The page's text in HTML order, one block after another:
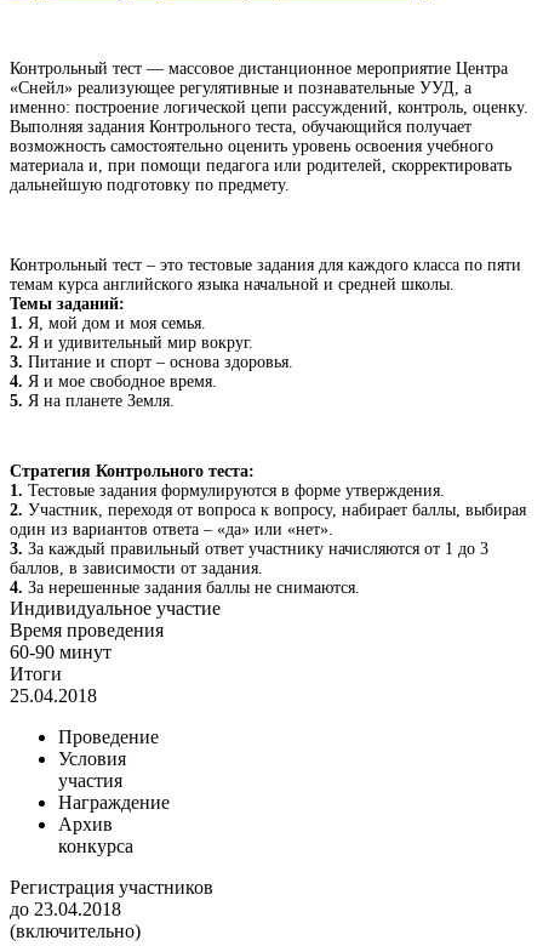
Контрольный тест — массовое дистанционное мероприятие Центра
«Снейл» реализующее регулятивные и познавательные УУД, а
именно: построение логической цепи рассуждений, контроль, оценку.
Выполняя задания Контрольного теста, обучающийся получает
возможность самостоятельно оценить уровень освоения учебного
материала и, при помощи педагога или родителей, скорректировать
дальнейшую подготовку по предмету.
Контрольный тест – это тестовые задания для каждого класса по пяти
темам курса английского языка начальной и средней школы.
Темы заданий:
1. Я, мой дом и моя семья.
2. Я и удивительный мир вокруг.
3. Питание и спорт – основа здоровья.
4. Я и мое свободное время.
5. Я на планете Земля.
Стратегия Контрольного теста:
1. Тестовые задания формулируются в форме утверждения.
2. Участник, переходя от вопроса к вопросу, набирает баллы, выбирая
один из вариантов ответа – «да» или «нет».
3. За каждый правильный ответ участнику начисляются от 1 до 3
баллов, в зависимости от задания.
4. За нерешенные задания баллы не снимаются.
Индивидуальное участие
Время проведения
60-90 минут
Итоги
25.04.2018
Проведение
Условия
участия
Награждение
Архив
конкурса
Регистрация участников
до 23.04.2018
(включительно)